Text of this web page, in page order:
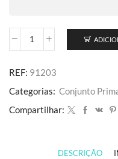
REF: 91203
Categorias: Conjunto
Compartilhar:
DESCRIÇÃO